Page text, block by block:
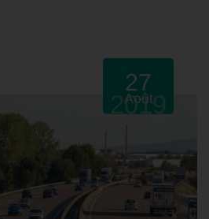
27
Août
2019